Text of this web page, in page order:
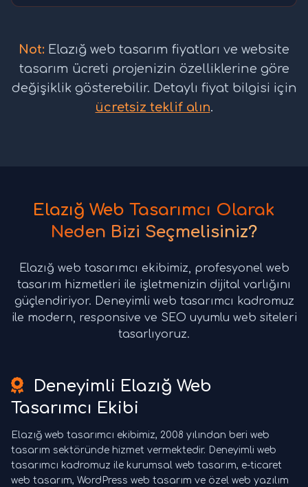
Not: Elazığ web tasarım fiyatları ve website
tasarım ücreti projenizin özelliklerine göre
değişiklik gösterebilir. Detaylı fiyat bilgisi için
ücretsiz teklif alın.
Elazığ Web Tasarımcı Olarak
Neden Bizi Seçmelisiniz?
Elazığ web tasarımcı ekibimiz, profesyonel web
tasarım hizmetleri ile işletmenizin dijital varlığını
güçlendiriyor. Deneyimli web tasarımcı kadromuz
ile modern, responsive ve SEO uyumlu web siteleri
tasarlıyoruz.
Deneyimli Elazığ Web
Tasarımcı Ekibi
Elazığ web tasarımcı ekibimiz, 2008 yılından beri web
tasarım sektöründe hizmet vermektedir. Deneyimli web
tasarımcı kadromuz ile kurumsal web tasarım, e-ticaret
web tasarım, WordPress web tasarım ve özel web yazılım